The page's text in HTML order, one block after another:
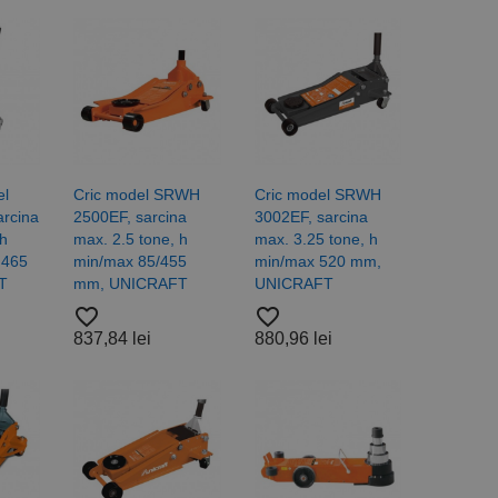
Cric model SRWH
2500EF, sarcina
max. 2.5 tone, h
min/max 85/455
mm, UNICRAFT
favorite_border
837,84 lei
Cric model SRWH
3002EF, sarcina
max. 3.25 tone, h
min/max 520 mm,
UNICRAFT
favorite_border
880,96 lei